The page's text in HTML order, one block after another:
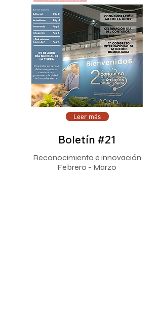
Leer más
Boletín #21
Reconocimiento e innovación
Febrero - Marzo